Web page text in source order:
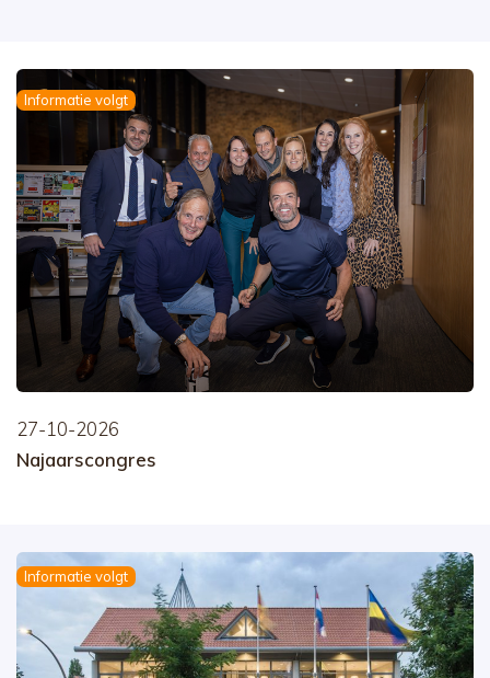
Informatie volgt
27-10-2026
Najaarscongres
Informatie volgt